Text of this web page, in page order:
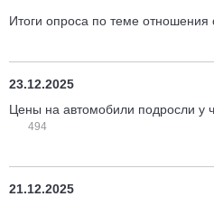
Итоги опроса по теме отношения
23.12.2025
Цены на автомобили подросли у
494
21.12.2025